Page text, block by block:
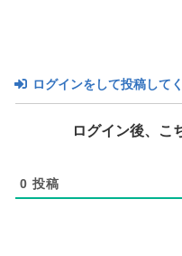
ログインをして投稿して
ログイン後、こ
0 投稿